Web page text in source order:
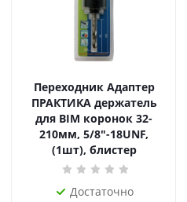
Переходник Адаптер
ПРАКТИКА держатель
для BIM коронок 32-
210мм, 5/8"-18UNF,
(1шт), блистер
Достаточно